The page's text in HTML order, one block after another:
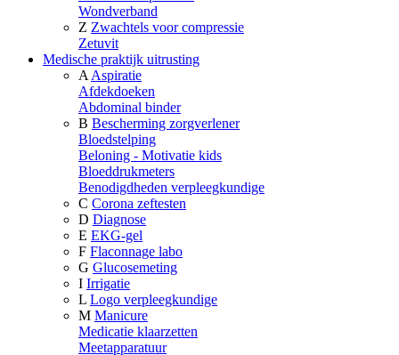
Wondverband
Z Zwachtels voor compressie
Zetuvit
Medische praktijk uitrusting
A Aspiratie
Afdekdoeken
Abdominal binder
B Bescherming zorgverlener
Bloedstelping
Beloning - Motivatie kids
Bloeddrukmeters
Benodigdheden verpleegkundige
C Corona zeftesten
D Diagnose
E EKG-gel
F Flaconnage labo
G Glucosemeting
I Irrigatie
L Logo verpleegkundige
M Manicure
Medicatie klaarzetten
Meetapparatuur